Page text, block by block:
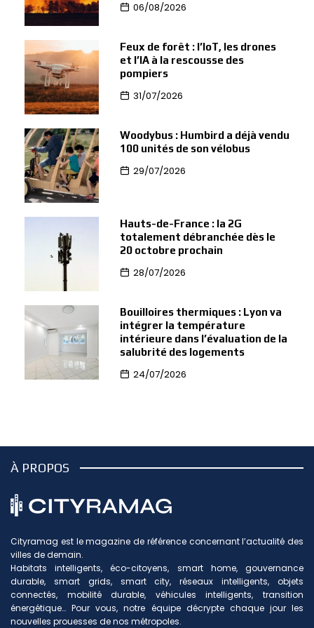
06/08/2026
Feux de forêt : l’IoT, les drones
et l’IA à la rescousse des
pompiers
31/07/2026
Woodybus : Humbird a déjà vendu
100 unités de son vélobus
29/07/2026
Hauts-de-France : la 2G
totalement débranchée dès le
20 octobre prochain
28/07/2026
Bouilloires thermiques : Lyon va
intégrer la température
intérieure dans l’évaluation de la
salubrité des logements
24/07/2026
À PROPOS
Cityramag est le magazine de référence concernant l’actualité des
villes de demain.
Habitats intelligents, éco-citoyens, smart home, gouvernance
durable, smart grids, smart city, réseaux intelligents, objets
connectés, mobilité durable, véhicules intelligents, transition
énergétique… Pour vous, notre équipe décrypte chaque jour les
nouvelles prouesses de nos métropoles.